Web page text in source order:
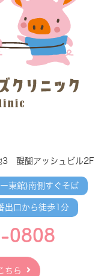
3 醍醐アッシュビル2F
東館)南側すぐそば
出口から徒歩1分
0808
ちら